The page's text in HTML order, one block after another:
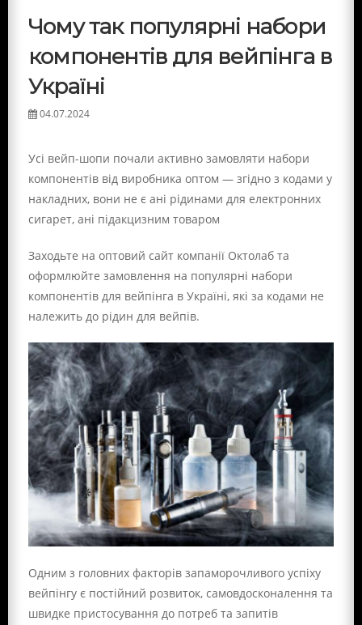
Чому так популярні набори
компонентів для вейпінга в
Україні
04.07.2024
Усі вейп-шопи почали активно замовляти набори
компонентів від виробника оптом — згідно з кодами у
накладних, вони не є ані рідинами для електронних
сигарет, ані підакцизним товаром
Заходьте на оптовий сайт компанії Октолаб та
оформлюйте замовлення на популярні набори
компонентів для вейпінга в Україні, які за кодами не
належить до рідин для вейпів.
Одним з головних факторів запаморочливого успіху
вейпінгу є постійний розвиток, самовдосконалення та
швидке пристосування до потреб та запитів